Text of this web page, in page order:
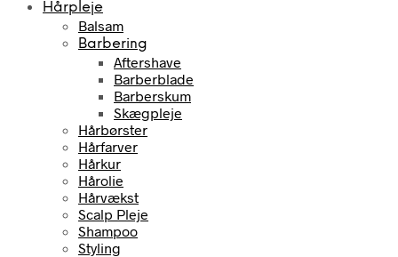
Hårpleje
Balsam
Barbering
Aftershave
Barberblade
Barberskum
Skægpleje
Hårbørster
Hårfarver
Hårkur
Hårolie
Hårvækst
Scalp Pleje
Shampoo
Styling